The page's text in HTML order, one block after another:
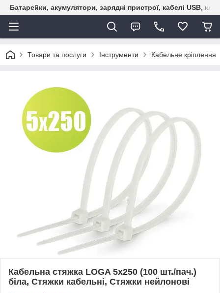
Батарейки, акумулятори, зарядні пристрої, кабелі USB,
Товари та послуги Інструменти Кабельне кріплення
Кабельна стяжка LOGA 5х250 (100 шт./пач.)
біла, Стяжки кабельні, Стяжки нейлонові